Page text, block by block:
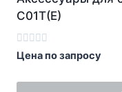
C01T(E)
Оценка
0
5
Цена по запросу